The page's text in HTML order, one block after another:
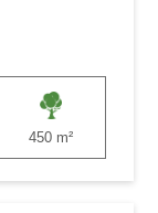
450 m²